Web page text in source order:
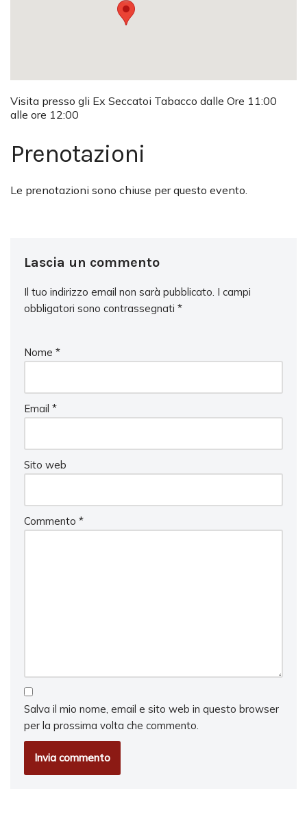
Visita presso gli Ex Seccatoi Tabacco dalle Ore 11:00
alle ore 12:00
Prenotazioni
Le prenotazioni sono chiuse per questo evento.
Lascia un commento
Il tuo indirizzo email non sarà pubblicato. I campi
obbligatori sono contrassegnati *
Nome *
Email *
Sito web
Commento *
Salva il mio nome, email e sito web in questo browser
per la prossima volta che commento.